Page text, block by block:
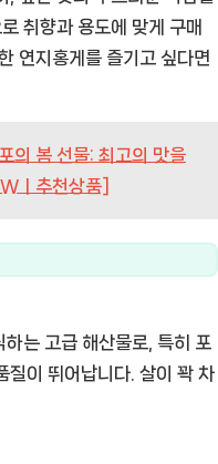
취향과 용도에 맞게 구매
연지홍게를 즐기고 싶다면
의 봄 선물: 최고의 맛을
ㅣ추천상품]
는 고급 해산물로, 특히 포
질이 뛰어납니다. 살이 꽉 차